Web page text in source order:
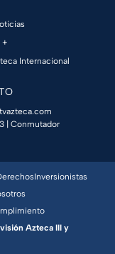
+
Internacional
| Conmutador
Inversionistas
Azteca III y